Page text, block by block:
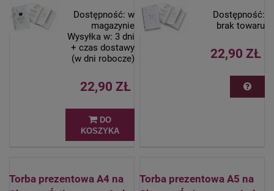
Dostępność: w
magazynie
Wysyłka w: 3 dni
+ czas dostawy
(w dni robocze)
22,90 ZŁ
DO
KOSZYKA
Dostępność:
brak towaru
22,90 ZŁ
Torba prezentowa A4 na
Torba prezentowa A5 na